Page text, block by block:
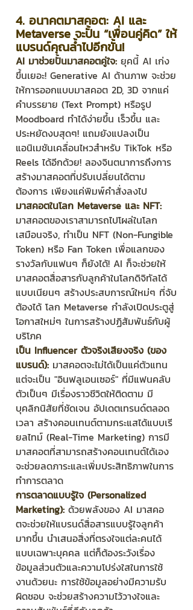
4. อนาคตมาสคอต: AI และ
Metaverse จะปั้น “เพื่อนคู่คิด” ให้
แบรนด์คุณล้ำไปอีกขั้น!
AI มาช่วยปั้นมาสคอตคู่ใจ: ยุคนี้ AI เก่ง
ขึ้นเยอะ! Generative AI ด้านภาพ จะช่วย
ให้การออกแบบมาสคอต 2D, 3D จากแค่
คำบรรยาย (Text Prompt) หรือรูป
Moodboard ทำได้ง่ายขึ้น เร็วขึ้น และ
ประหยัดงบสุดๆ! แถมยังแปลงเป็น
แอนิเมชันเคลื่อนไหวสำหรับ TikTok หรือ
Reels ได้อีกด้วย! ลองจินตนาการถึงการ
สร้างมาสคอตที่ปรับเปลี่ยนได้ตาม
ต้องการ เพียงแค่พิมพ์คำสั่งลงไป
มาสคอตในโลก Metaverse และ NFT:
มาสคอตของเราสามารถไปโผล่ในโลก
เสมือนจริง, ทำเป็น NFT (Non-Fungible
Token) หรือ Fan Token เพื่อแลกของ
รางวัลกับแฟนๆ ก็ยังได้! AI ก็จะช่วยให้
มาสคอตสื่อสารกับลูกค้าในโลกดิจิทัลได้
แบบเนียนๆ สร้างประสบการณ์ใหม่ๆ ที่จับ
ต้องได้ โลก Metaverse กำลังเปิดประตูสู่
โอกาสใหม่ๆ ในการสร้างปฏิสัมพันธ์กับผู้
บริโภค
เป็น Influencer ตัวจริงเสียงจริง (ของ
แบรนด์): มาสคอตจะไม่ได้เป็นแค่ตัวแทน
แต่จะเป็น "อินฟลูเอนเซอร์" ที่มีแฟนคลับ
ตัวเป็นๆ มีเรื่องราวชีวิตให้ติดตาม มี
บุคลิกนิสัยที่ชัดเจน อัปเดตเทรนด์ตลอด
เวลา สร้างคอนเทนต์ตามกระแสได้แบบเรี
ยลไทม์ (Real-Time Marketing) การมี
มาสคอตที่สามารถสร้างคอนเทนต์ได้เอง
จะช่วยลดภาระและเพิ่มประสิทธิภาพในการ
ทำการตลาด
การตลาดแบบรู้ใจ (Personalized
Marketing): ด้วยพลังของ AI มาสคอ
ตจะช่วยให้แบรนด์สื่อสารแบบรู้ใจลูกค้า
มากขึ้น นำเสนอสิ่งที่ตรงใจแต่ละคนได้
แบบเฉพาะบุคคล แต่ก็ต้องระวังเรื่อง
ข้อมูลส่วนตัวและความโปร่งใสในการใช้
งานด้วยนะ การใช้ข้อมูลอย่างมีความรับ
ผิดชอบ จะช่วยสร้างความไว้วางใจและ